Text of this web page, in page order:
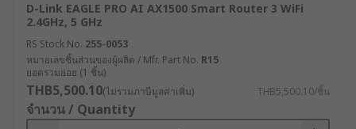
ลดค่าใช้จ่ายในระยะยาว : แม้จะมีต้นทุนเริ่มต้นที่
สูงกว่า แต่ด้วยความทนทานและประสิทธิภาพที่
เหนือกว่า จึงช่วยลดค่าใช้จ่ายในการบำรุงรักษา
และการเปลี่ยนอุปกรณ์ในระยะยาว
สนับสนุนระบบควบคุมระยะไกล : เปิดโอกาสให้
วิศวกรและผู้เชี่ยวชาญสามารถเข้าถึงและ
D-Link EAGLE PRO AI AX1500 Smart Router 3 WiFi
2.4GHz, 5 GHz
RS Stock No. 255-0053
หมายเลขชิ้นส่วนของผู้ผลิต / Mfr. Part No. R15
ยอดรวมย่อย (1 ชิ้น)
THB5,500.10(ไม่รวมภาษีมูลค่าเพิ่ม) THB5,500.10/ชิ้น
จำนวน / Quantity